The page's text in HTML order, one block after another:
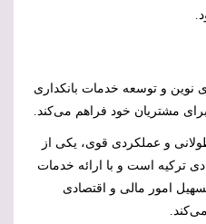
نوین و توسعه خدمات بانکداری
مشتریان خود فراهم می‌کند.
و عملکردی قوی، یکی از
ترکیه است و با ارائه خدمات
امور مالی و اقتصادی